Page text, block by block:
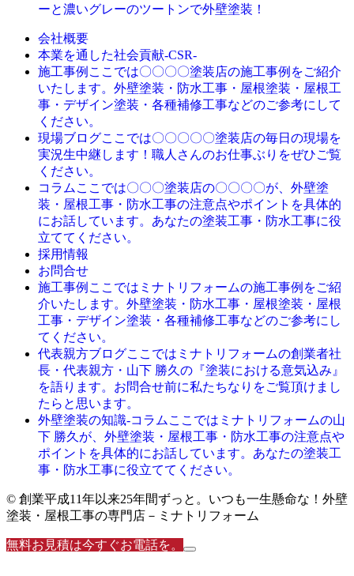
ーと濃いグレーのツートンで外壁塗装！
会社概要
本業を通した社会貢献-CSR-
施工事例 ここでは〇〇〇〇塗装店の施工事例をご紹介
いたします。外壁塗装・防水工事・屋根塗装・屋根工
事・デザイン塗装・各種補修工事などのご参考にして
ください。
現場ブログここでは〇〇〇〇〇塗装店の毎日の現場を
実況生中継します！職人さんのお仕事ぶりをぜひご覧
ください。
コラム ここでは〇〇〇塗装店の〇〇〇〇が、外壁塗
装・屋根工事・防水工事の注意点やポイントを具体的
にお話しています。あなたの塗装工事・防水工事に役
立ててください。
採用情報
お問合せ
施工事例 ここではミナトリフォームの施工事例をご紹
介いたします。外壁塗装・防水工事・屋根塗装・屋根
工事・デザイン塗装・各種補修工事などのご参考にし
てください。
代表親方ブログここではミナトリフォームの創業者社
長・代表親方・山下 勝久の『塗装における意気込み』
を語ります。お問合せ前に私たちなりをご覧頂けまし
たらと思います。
外壁塗装の知識-コラム ここではミナトリフォームの山
下 勝久が、外壁塗装・屋根工事・防水工事の注意点や
ポイントを具体的にお話しています。あなたの塗装工
事・防水工事に役立ててください。
© 創業平成11年以来25年間ずっと。いつも一生懸命な！外壁
塗装・屋根工事の専門店－ミナトリフォーム
無料お見積は今すぐお電話を。